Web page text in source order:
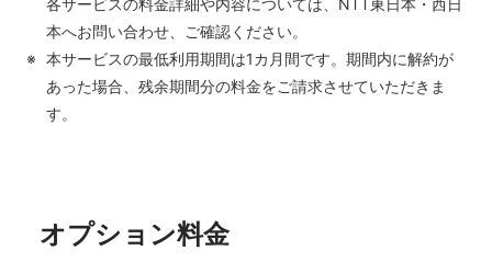
各サービスの料金詳細や内容については、NTT東日本・西日
本へお問い合わせ、ご確認ください。
本サービスの最低利用期間は1カ月間です。期間内に解約が
あった場合、残余期間分の料金をご請求させていただきま
す。
オプション料金